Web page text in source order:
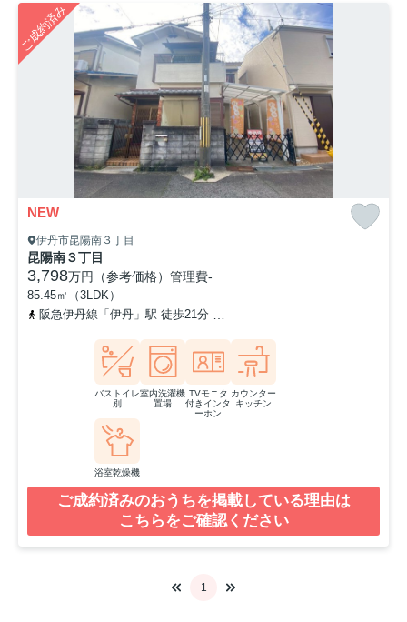
ご成約済み
NEW
伊丹市昆陽南３丁目
昆陽南３丁目
3,798万円（参考価格） 管理費-
85.45㎡（3LDK）
阪急伊丹線「伊丹」駅 徒歩21分
バストイレ
別
室内洗濯機
置場
TVモニタ
付きインタ
ーホン
カウンター
キッチン
浴室乾燥機
ご成約済みのおうちを掲載している理由は
こちらをご確認ください
1